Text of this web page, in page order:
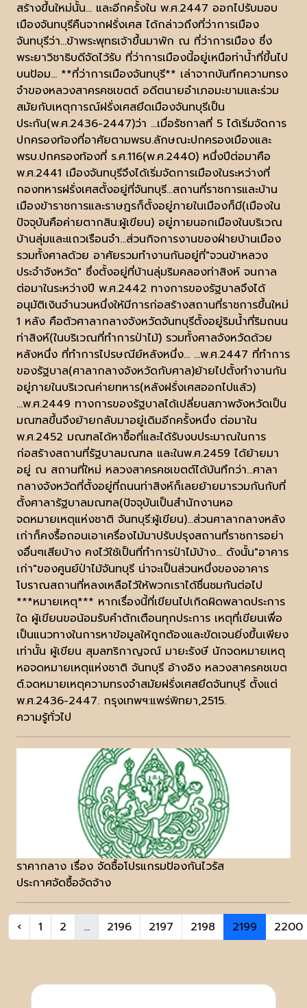
สร้างขึ้นใหม่นั้น... และอีกครั้งใน พ.ศ.2447 ออกไปรับมอบ
เมืองจันทบุรีคืนจากฝรั่งเศส ได้กล่าวถึงที่ว่าการเมือง
จันทบุรีว่า...ข้าพระพุทธเจ้าขึ้นมาพัก ณ ที่ว่าการเมือง ซึ่ง
พระยาวิชาธิบดีจัดไว้รับ ที่ว่าการเมืองนี้อยู่เหนือท่าน้ำที่ขึ้นไป
บนป้อม... **ที่ว่าการเมืองจันทบุรี** เล่าจากบันทึกความทรง
จำของหลวงสาครคชเขตต์ อดีตนายอำเภอมะขามและร่วม
สมัยกับเหตุการณ์ฝรั่งเศสยึดเมืองจันทบุรีเป็น
ประกัน(พ.ศ.2436-2447)ว่า ...เมื่อรัชกาลที่ 5 ได้เริ่มจัดการ
ปกครองท้องที่อาศัยตามพรบ.ลักษณะปกครองเมืองและ
พรบ.ปกครองท้องที่ ร.ศ.116(พ.ศ.2440) หนึ่งปีต่อมาคือ
พ.ศ.2441 เมืองจันทบุรีจึงได้เริ่มจัดการเมืองในระหว่างที่
กองทหารฝรั่งเศสตั้งอยู่ที่จันทบุรี...สถานที่ราชการและบ้าน
เมืองข้าราชการและราษฎรก็ตั้งอยู่ภายในเมืองก็มี(เมืองใน
ปัจจุบันคือค่ายตากสิน:ผู้เขียน) อยู่ภายนอกเมืองในบริเวณ
บ้านลุ่มและแถวเรือนจำ...ส่วนกิจการงานของฝ่ายบ้านเมือง
รวมทั้งศาลด้วย อาศัยรวมทำงานกันอยู่ที่"จวนข้าหลวง
ประจำจังหวัด" ซึ่งตั้งอยู่ที่บ้านลุ่มริมคลองท่าสิงห์ จนกาล
ต่อมาในระหว่างปี พ.ศ.2442 ทางการของรัฐบาลจึงได้
อนุมัติเงินจำนวนหนึ่งให้มีการก่อสร้างสถานที่ราชการขึ้นใหม่
1 หลัง คือตัวศาลากลางจังหวัดจันทบุรีตั้งอยู่ริมน้ำที่ริมถนน
ท่าสิงห์(ในบริเวณที่ทำการป่าไม้) รวมทั้งศาลจังหวัดด้วย
หลังหนึ่ง ที่ทำการไปรษณีย์หลังหนึ่ง... ...พ.ศ.2447 ที่ทำการ
ของรัฐบาล(ศาลากลางจังหวัดกับศาล)ย้ายไปตั้งทำงานกัน
อยู่ภายในบริเวณค่ายทหาร(หลังฝรั่งเศสออกไปแล้ว)
...พ.ศ.2449 ทางการของรัฐบาลได้เปลี่ยนสภาพจังหวัดเป็น
มณฑลขึ้นจึงย้ายกลับมาอยู่เดิมอีกครั้งหนึ่ง ต่อมาใน
พ.ศ.2452 มณฑลได้หาซื้อที่และได้รับงบประมาณในการ
ก่อสร้างสถานที่รัฐบาลมณฑล และในพ.ศ.2459 ได้ย้ายมา
อยู่ ณ สถานที่ใหม่ หลวงสาครคชเขตต์ได้บันทึกว่า...ศาลา
กลางจังหวัดที่ตั้งอยู่ที่ถนนท่าสิงห์ก็เลยย้ายมารวมกันกับที่
ตั้งศาลารัฐบาลมณฑล(ปัจจุบันเป็นสำนักงานหอ
จดหมายเหตุแห่งชาติ จันทบุรี:ผู้เขียน)...ส่วนศาลากลางหลัง
เก่าก็คงรื้อถอนเอาเครื่องไม้มาปรับปรุงสถานที่ราชการอย่า
งอื่นๆเสียบ้าง คงไว้ใช้เป็นที่ทำการป่าไม้บ้าง... ดังนั้น"อาคาร
เก่า"ของศูนย์ป่าไม้จันทบุรี น่าจะเป็นส่วนหนึ่งของอาคาร
โบราณสถานที่หลงเหลือไว้ให้พวกเราได้ชื่นชมกันต่อไป
***หมายเหตุ*** หากเรื่องนี้ที่เขียนไปเกิดผิดพลาดประการ
ใด ผู้เขียนขอน้อมรับคำตักเตือนทุกประการ เหตุที่เขียนเพื่อ
เป็นแนวทางในการหาข้อมูลให้ถูกตัองและขัดเจนยิ่งขึ้นเพียง
เท่านั้น ผู้เขียน สุมลฑริกาญจณ์ มายะรังษี นักจดหมายเหตุ
หอจดหมายเหตุแห่งชาติ จันทบุรี อ้างอิง หลวงสาครคชเขต
ต์.จดหมายเหตุความทรงจำสมัยฝรั่งเศสยึดจันทบุรี ตั้งแต่
พ.ศ.2436-2447. กรุงเทพฯ:แพร่พิทยา,2515.
ความรู้ทั่วไป
ราคากลาง เรื่อง จัดซื้อโปรแกรมป้องกันไวรัส
ประกาศจัดซื้อจัดจ้าง
‹ 1 2 ... 2196 2197 2198 2199 2200